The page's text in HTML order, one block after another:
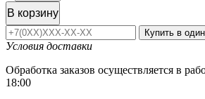
В корзину
Купить в
Условия доставки
Обработка заказов осуществляется в
18:00